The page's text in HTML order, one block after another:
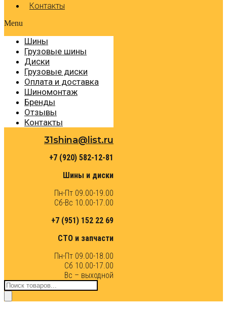
Контакты
Menu
Шины
Грузовые шины
Диски
Грузовые диски
Оплата и доставка
Шиномонтаж
Бренды
Отзывы
Контакты
31shina@list.ru
+7 (920) 582-12-81
Шины и диски
Пн-Пт 09.00-19.00
Сб-Вс 10.00-17.00
+7 (951) 152 22 69
СТО и запчасти
Пн-Пт 09.00-18.00
Сб 10.00-17.00
Вс – выходной
Поиск
товаров